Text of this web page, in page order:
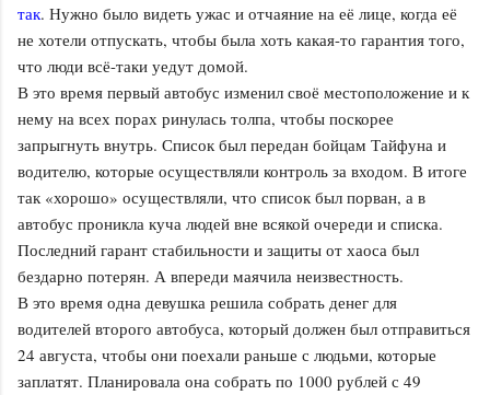
так. Нужно было видеть ужас и отчаяние на её лице, когда её
не хотели отпускать, чтобы была хоть какая-то гарантия того,
что люди всё-таки уедут домой.
В это время первый автобус изменил своё местоположение и к
нему на всех порах ринулась толпа, чтобы поскорее
запрыгнуть внутрь. Список был передан бойцам Тайфуна и
водителю, которые осуществляли контроль за входом. В итоге
так «хорошо» осуществляли, что список был порван, а в
автобус проникла куча людей вне всякой очереди и списка.
Последний гарант стабильности и защиты от хаоса был
бездарно потерян. А впереди маячила неизвестность.
В это время одна девушка решила собрать денег для
водителей второго автобуса, который должен был отправиться
24 августа, чтобы они поехали раньше с людьми, которые
заплатят. Планировала она собрать по 1000 рублей с 49